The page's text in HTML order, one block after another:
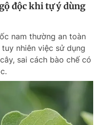
độc khi tự ý dùng
nam thường an toàn
nhiên việc sử dụng
sai cách bào chế có